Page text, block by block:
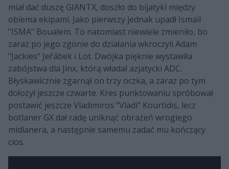
miał dać duszę GIANTX, doszło do bijatyki między
obiema ekipami. Jako pierwszy jednak upadł Ismaïl
"ISMA" Boualem. To natomiast niewiele zmieniło, bo
zaraz po jego zgonie do działania wkroczyli Adam
"Jackies" Jeřábek i Lot. Dwójka pięknie wystawiła
zabójstwa dla Jinx, którą władał azjatycki ADC.
Błyskawicznie zgarnął on trzy oczka, a zaraz po tym
dołożył jeszcze czwarte. Kres punktowaniu spróbował
postawić jeszcze Vladimiros "Vladi" Kourtidis, lecz
botlaner GX dał radę uniknąć obrażeń wrogiego
midlanera, a następnie samemu zadać mu kończący
cios.